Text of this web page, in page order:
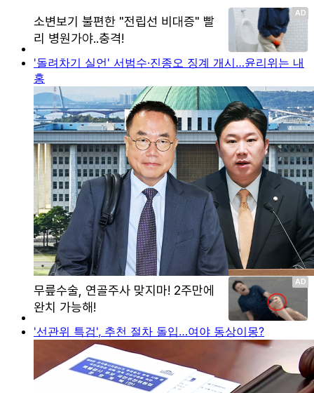
'돌려차기 실언' 서범수·진종오 징계 개시…윤리위는 내
홍
'선관위 특검', 추천 절차 돌입…여야 동상이몽?